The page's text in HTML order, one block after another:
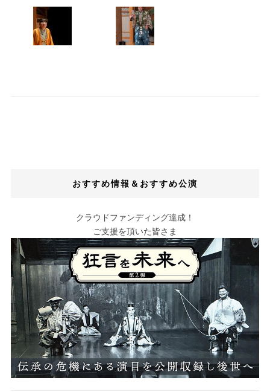
おすすめ情報＆おすすめ公演
クラウドファンディング達成！
ご支援を頂いた皆さま